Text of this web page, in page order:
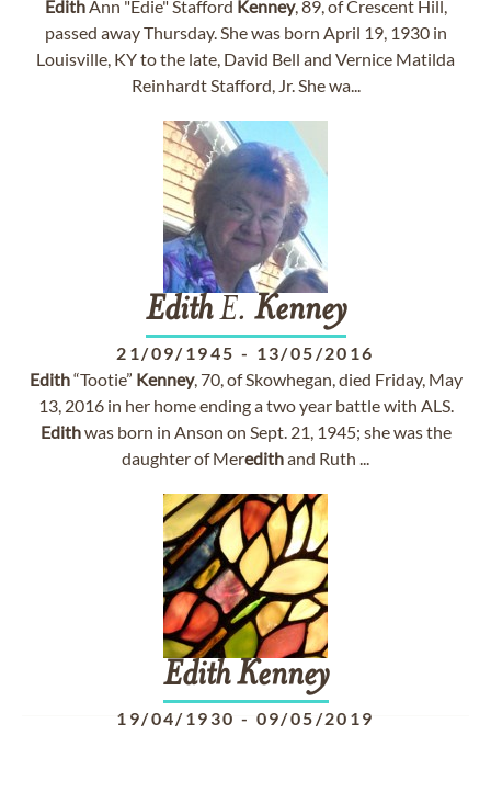
EdithAnn "Edie" Stafford Kenney, 89, of Crescent Hill,
passed away Thursday. She was born April 19, 1930 in
Louisville, KY to the late, David Bell and Vernice Matilda
Reinhardt Stafford, Jr. She wa...
EdithE. Kenney
21/09/1945 - 13/05/2016
Edith“Tootie” Kenney, 70, of Skowhegan, died Friday, May
13, 2016 in her home ending a two year battle with ALS.
Edithwas born in Anson on Sept. 21, 1945; she was the
daughter of Meredithand Ruth ...
Edith Kenney
19/04/1930 - 09/05/2019